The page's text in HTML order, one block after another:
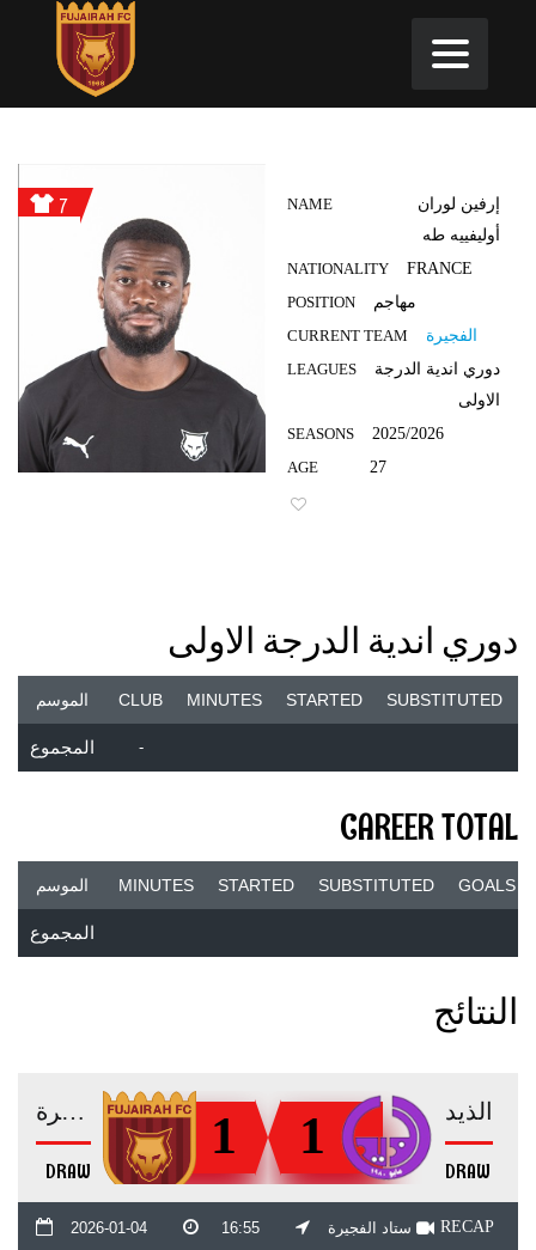
7 NAME
إرفين لوران
أوليفييه طه
NATIONALITY
FRANCE
POSITION
مهاجم
CURRENT TEAM
الفجيرة
LEAGUES
دوري اندية الدرجة
الاولى
SEASONS
2025/2026
AGE
27
دوري اندية الدرجة الاولى
الموسم CLUB MINUTES STARTED SUBSTITUTED
المجموع -
CAREER TOTAL
الموسم MINUTES STARTED SUBSTITUTED GOALS
المجموع
النتائج
1 الفجيرة
DRAW
1 الذيد
DRAW
2026-01-04 16:55 ستاد الفجيرة RECAP